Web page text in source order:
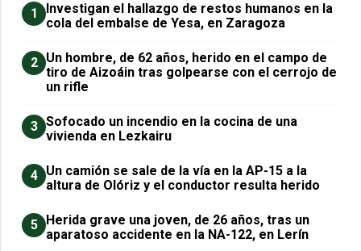
1
Investigan el hallazgo de restos humanos en la
cola del embalse de Yesa, en Zaragoza
2 Un hombre, de 62 años, herido en el campo de
tiro de Aizoáin tras golpearse con el cerrojo de
un rifle
3 Sofocado un incendio en la cocina de una
vivienda en Lezkairu
4 Un camión se sale de la vía en la AP-15 a la
altura de Olóriz y el conductor resulta herido
5
Herida grave una joven, de 26 años, tras un
aparatoso accidente en la NA-122, en Lerín